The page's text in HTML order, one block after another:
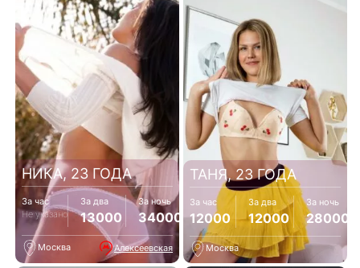
НИКА, 23 ГОДА
За час
Не указано
За два
13000
За ночь
34000
Москва Алексеевская
ТАНЯ, 23 ГОДА
За час
12000
За два
12000
За ночь
28000
Москва